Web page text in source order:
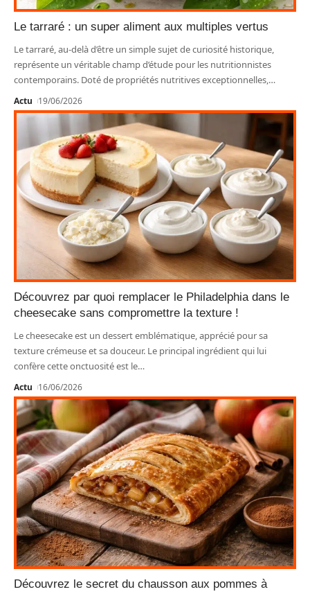
Le tarraré : un super aliment aux multiples vertus
Le tarraré, au-delà d’être un simple sujet de curiosité historique,
représente un véritable champ d’étude pour les nutritionnistes
contemporains. Doté de propriétés nutritives exceptionnelles, …
Actu 19/06/2026
Découvrez par quoi remplacer le Philadelphia dans le
cheesecake sans compromettre la texture !
Le cheesecake est un dessert emblématique, apprécié pour sa
texture crémeuse et sa douceur. Le principal ingrédient qui lui
confère cette onctuosité est le…
Actu 16/06/2026
Découvrez le secret du chausson aux pommes à